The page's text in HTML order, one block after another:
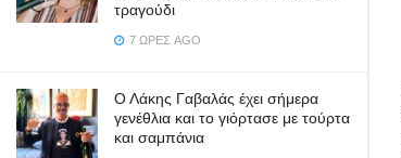
τραγούδι
7 ΏΡΕΣ AGO
Ο Λάκης Γαβαλάς έχει σήμερα
γενέθλια και το γιόρτασε με τούρτα
και σαμπάνια